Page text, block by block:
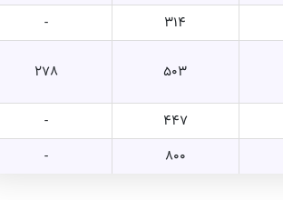
314
-
503
278
447
-
800
-